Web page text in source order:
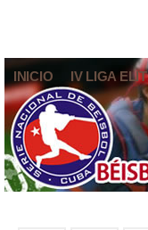
INICIO IV LIGA